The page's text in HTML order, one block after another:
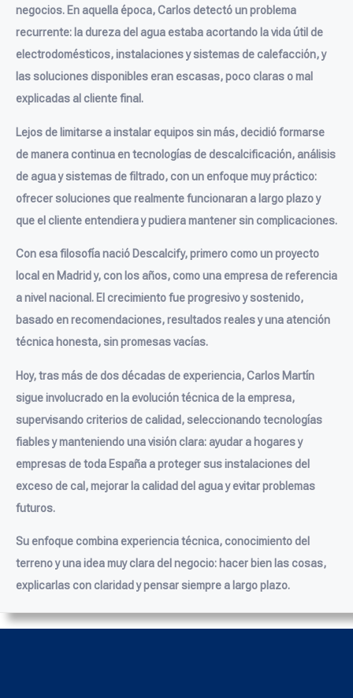
negocios. En aquella época, Carlos detectó un problema
recurrente: la dureza del agua estaba acortando la vida útil de
electrodomésticos, instalaciones y sistemas de calefacción, y
las soluciones disponibles eran escasas, poco claras o mal
explicadas al cliente final.
Lejos de limitarse a instalar equipos sin más, decidió formarse
de manera continua en tecnologías de descalcificación, análisis
de agua y sistemas de filtrado, con un enfoque muy práctico:
ofrecer soluciones que realmente funcionaran a largo plazo y
que el cliente entendiera y pudiera mantener sin complicaciones.
Con esa filosofía nació Descalcify, primero como un proyecto
local en Madrid y, con los años, como una empresa de referencia
a nivel nacional. El crecimiento fue progresivo y sostenido,
basado en recomendaciones, resultados reales y una atención
técnica honesta, sin promesas vacías.
Hoy, tras más de dos décadas de experiencia, Carlos Martín
sigue involucrado en la evolución técnica de la empresa,
supervisando criterios de calidad, seleccionando tecnologías
fiables y manteniendo una visión clara: ayudar a hogares y
empresas de toda España a proteger sus instalaciones del
exceso de cal, mejorar la calidad del agua y evitar problemas
futuros.
Su enfoque combina experiencia técnica, conocimiento del
terreno y una idea muy clara del negocio: hacer bien las cosas,
explicarlas con claridad y pensar siempre a largo plazo.